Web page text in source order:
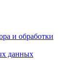
и обработки
данных